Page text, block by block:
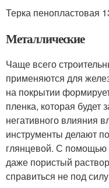
Терка пенопластовая
Металлические
Чаще всего
применяются для
на покрытии
пленка, которая будет
негативного влияния
инструменты делают
глянцевой. С помощью
даже пористый
справиться не под